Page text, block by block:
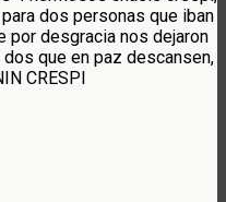
dos personas que iban
por desgracia nos dejaron
que en paz descansen,
CRESPI